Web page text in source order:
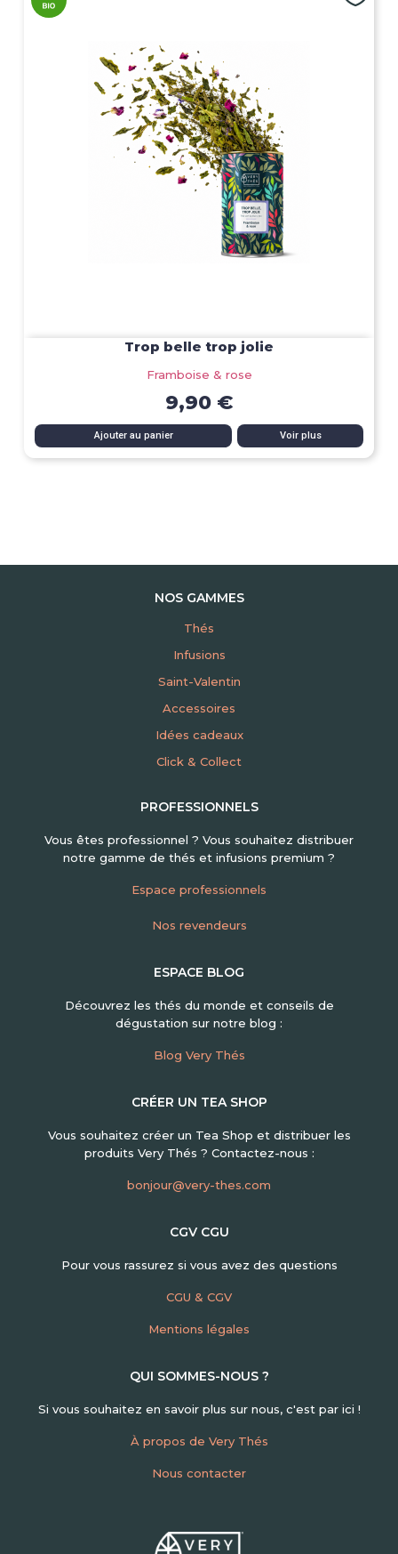
Trop belle trop jolie
Framboise & rose
9,90 €
Ajouter au panier Voir plus
NOS GAMMES
Thés
Infusions
Saint-Valentin
Accessoires
Idées cadeaux
Click & Collect
PROFESSIONNELS
Vous êtes professionnel ? Vous souhaitez distribuer
notre gamme de thés et infusions premium ?
Espace professionnels
Nos revendeurs
ESPACE BLOG
Découvrez les thés du monde et conseils de
dégustation sur notre blog :
Blog Very Thés
CRÉER UN TEA SHOP
Vous souhaitez créer un Tea Shop et distribuer les
produits Very Thés ? Contactez-nous :
bonjour@very-thes.com
CGV CGU
Pour vous rassurez si vous avez des questions
CGU & CGV
Mentions légales
QUI SOMMES-NOUS ?
Si vous souhaitez en savoir plus sur nous, c'est par ici !
À propos de Very Thés
Nous contacter